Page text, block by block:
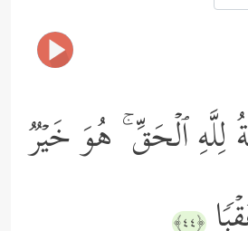
لِلَّهِ ٱلۡحَقِّ ۚ هُوَ خَیۡرࣱ
﴿٤٤﴾